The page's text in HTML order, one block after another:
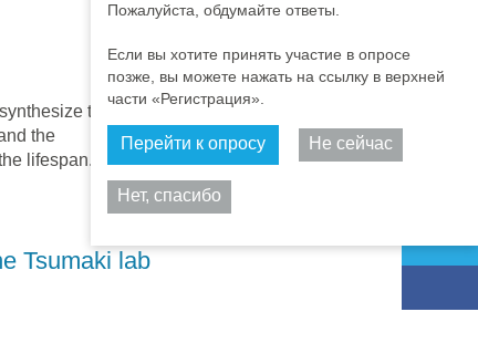
Пожалуйста, обдумайте ответы.
Если вы хотите принять участие в опросе
позже, вы можете нажать на ссылку в верхней
части «Регистрация».
Перейти к опросу Не сейчас
Нет, спасибо
Поделиться
the
the
lifespan.
Tsumaki lab